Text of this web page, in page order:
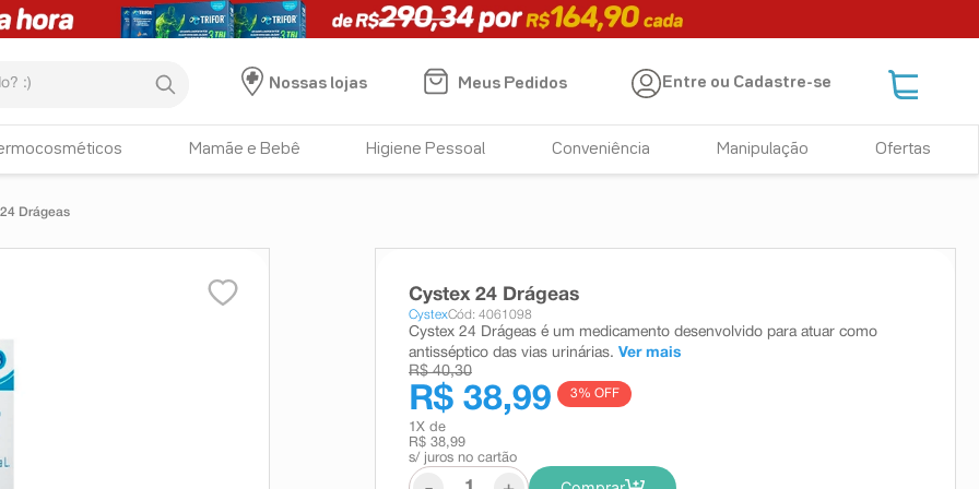
Nossas lojas
Meus Pedidos Entre ou Cadastre-se
Mamãe e Bebê Higiene Pessoal Conveniência Manipulação Ofertas
Cystex 24 Drágeas
Cystex 24 Drágeas
CystexCód: 4061098
Cystex 24 Drágeas é um medicamento desenvolvido para atuar como
antisséptico das vias urinárias. Ver mais
R$ 40,30
R$ 38,99 3% OFF
1 X de
R$ 38,99
s/ juros no cartão